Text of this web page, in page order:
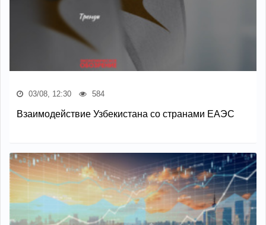
03/08, 12:30 584
Взаимодействие Узбекистана со странами ЕАЭС